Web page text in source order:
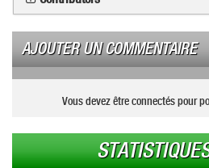
AJOUTER UN COMMENTAIRE
Vous devez être connectés pour